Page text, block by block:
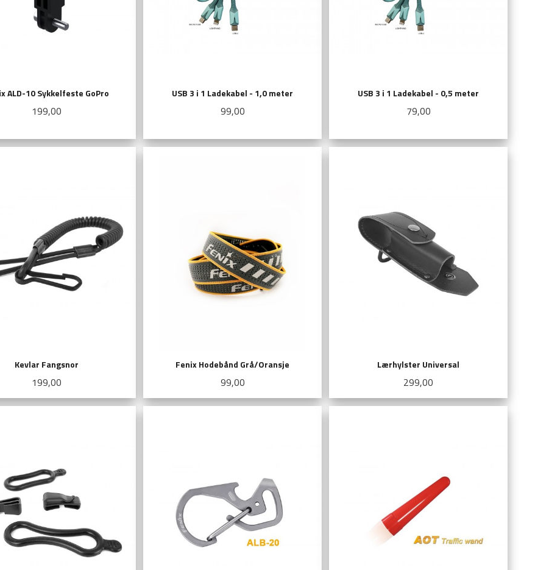
ALD-10 Sykkelfeste GoPro
Pris
199,00
USB 3 i 1 Ladekabel - 1,0 meter
Pris
99,00
USB 3 i 1 Ladekabel - 0,5 meter
Pris
79,00
Kevlar Fangsnor
Pris
199,00
Fenix Hodebånd Grå/Oransje
Pris
99,00
Lærhylster Universal
Pris
299,00